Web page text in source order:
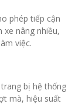
phép tiếp cận
xe nâng nhiều,
việc.
bị hệ thống
mà, hiệu suất